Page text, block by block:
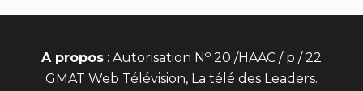
A propos: Autorisation N o20 /HAAC / p / 22
GMAT Web Télévision, La télé des Leaders.